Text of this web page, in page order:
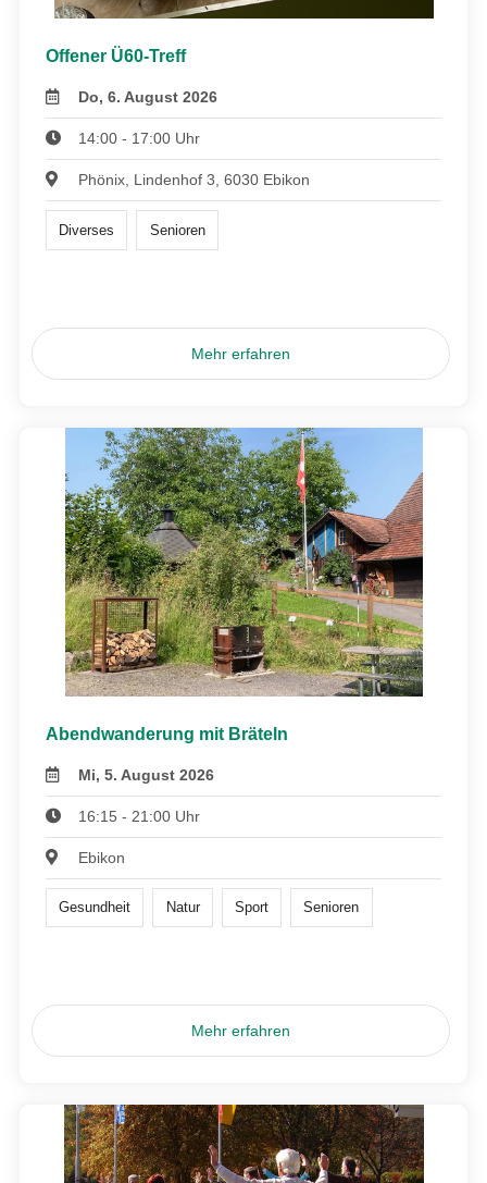
Offener Ü60-Treff
Do, 6. August 2026
14:00 - 17:00 Uhr
Phönix, Lindenhof 3, 6030 Ebikon
Diverses Senioren
Mehr erfahren
Abendwanderung mit Bräteln
Mi, 5. August 2026
16:15 - 21:00 Uhr
Ebikon
Gesundheit Natur Sport Senioren
Mehr erfahren